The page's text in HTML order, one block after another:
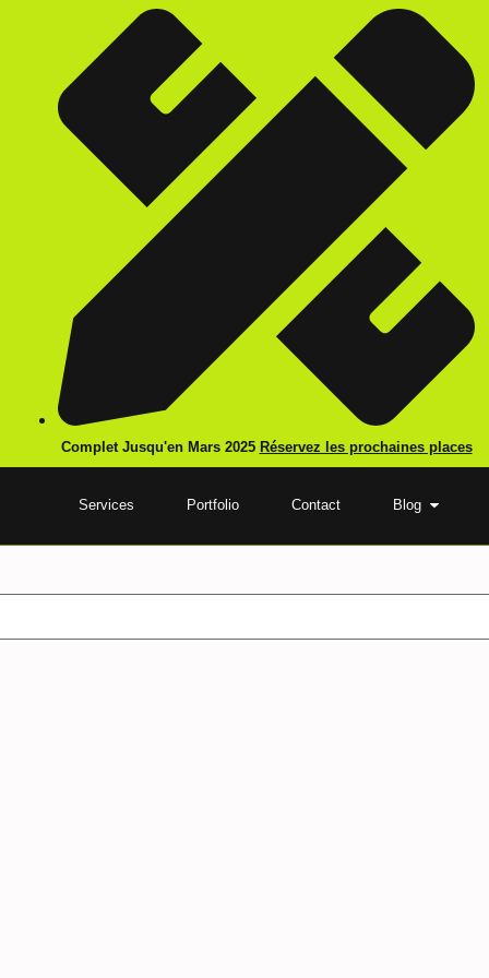
Complet Jusqu'en Mars 2025 Réservez les prochaines places
Services Portfolio Contact Blog
Comment optimiser